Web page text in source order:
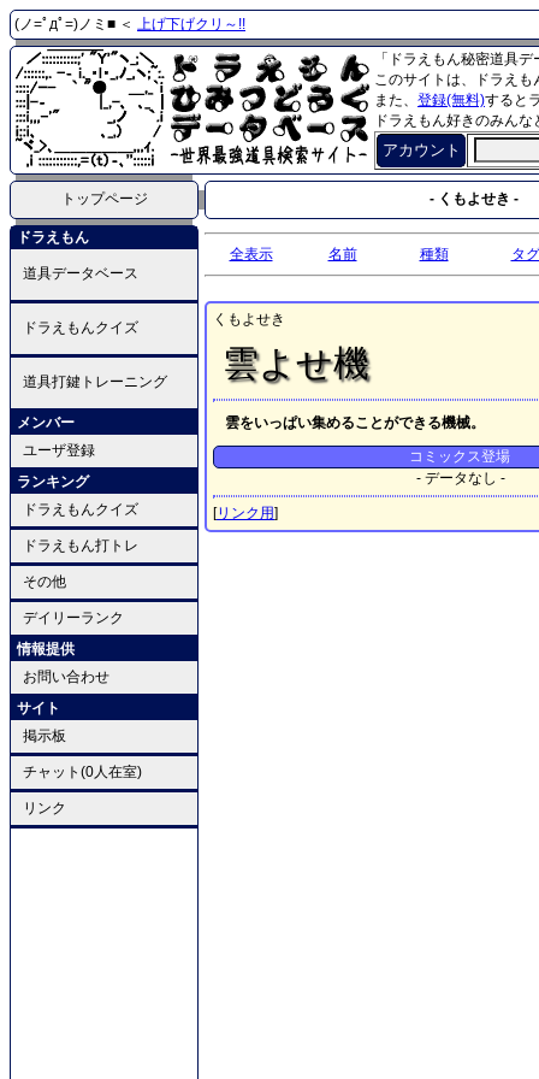
(ノ=ﾟдﾟ=)ノミ■ ＜ 上げ下げクリ～!!
「ドラえもん秘密道具
このサイトは、ドラえ
また、 登録(無料)すると
ドラえもん好きのみん
アカウント
トップページ - くもよせき -
ドラえもん
道具データベース
ドラえもんクイズ
道具打鍵トレーニング
メンバー
ユーザ登録
ランキング
ドラえもんクイズ
ドラえもん打トレ
その他
デイリーランク
情報提供
お問い合わせ
サイト
掲示板
チャット(0人在室)
リンク
全表示 名前 種類 タグ
くもよせき
雲よせ機
雲をいっぱい集めることができる機械。
コミックス登場
- データなし -
[リンク用]